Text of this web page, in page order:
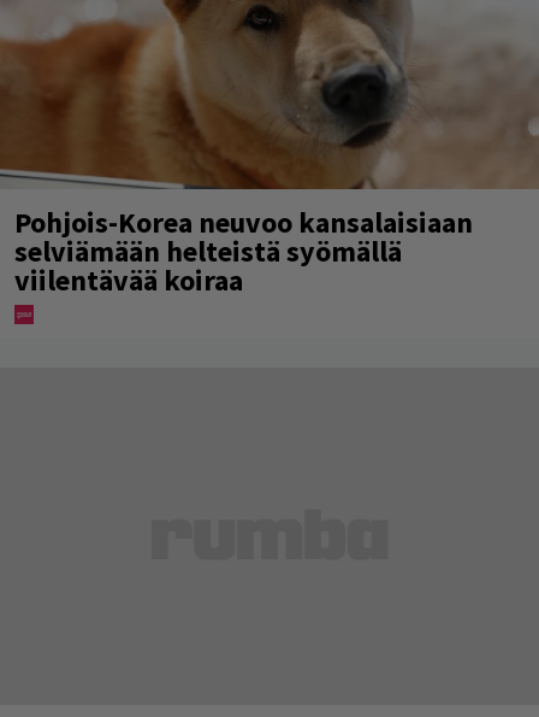
Pohjois-Korea neuvoo kansalaisiaan
selviämään helteistä syömällä
viilentävää koiraa